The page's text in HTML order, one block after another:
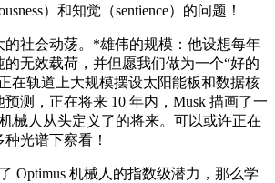
）和知觉（sentience）的问题！
社会动荡。*雄伟的规模：他设想每年
无效载荷，并但愿我们做为一个“好的
在轨道上大规模摆设太阳能板和数据核
测，正在将来 10 年内，Musk 描画了一
械人从头定义了的将来。可以或许正在
光谱下察看！
机械人的指数级潜力，那么学